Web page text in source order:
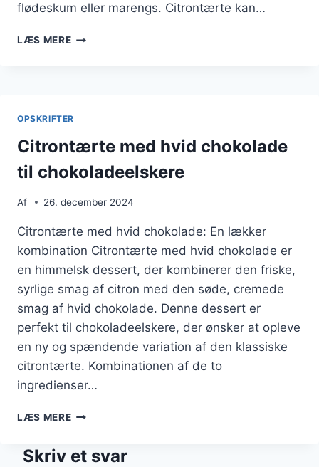
flødeskum eller marengs. Citrontærte kan…
LÆS MERECITRONTÆRTE
OPSKRIFTER
Citrontærte med hvid chokolade
til chokoladeelskere
Af 26. december 2024
Citrontærte med hvid chokolade: En lækker
kombination Citrontærte med hvid chokolade er
en himmelsk dessert, der kombinerer den friske,
syrlige smag af citron med den søde, cremede
smag af hvid chokolade. Denne dessert er
perfekt til chokoladeelskere, der ønsker at opleve
en ny og spændende variation af den klassiske
citrontærte. Kombinationen af de to
ingredienser…
LÆS MERECITRONTÆRTE
CHOKOLADE
Skriv et svar